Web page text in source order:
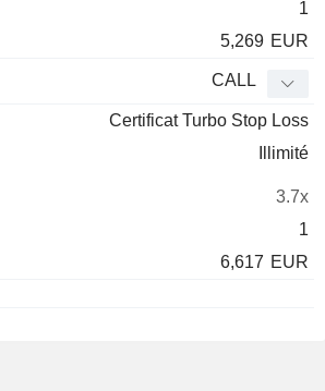
1
5,269 EUR
CALL
Certificat Turbo Stop Loss
Illimité
3.7x
1
6,617 EUR